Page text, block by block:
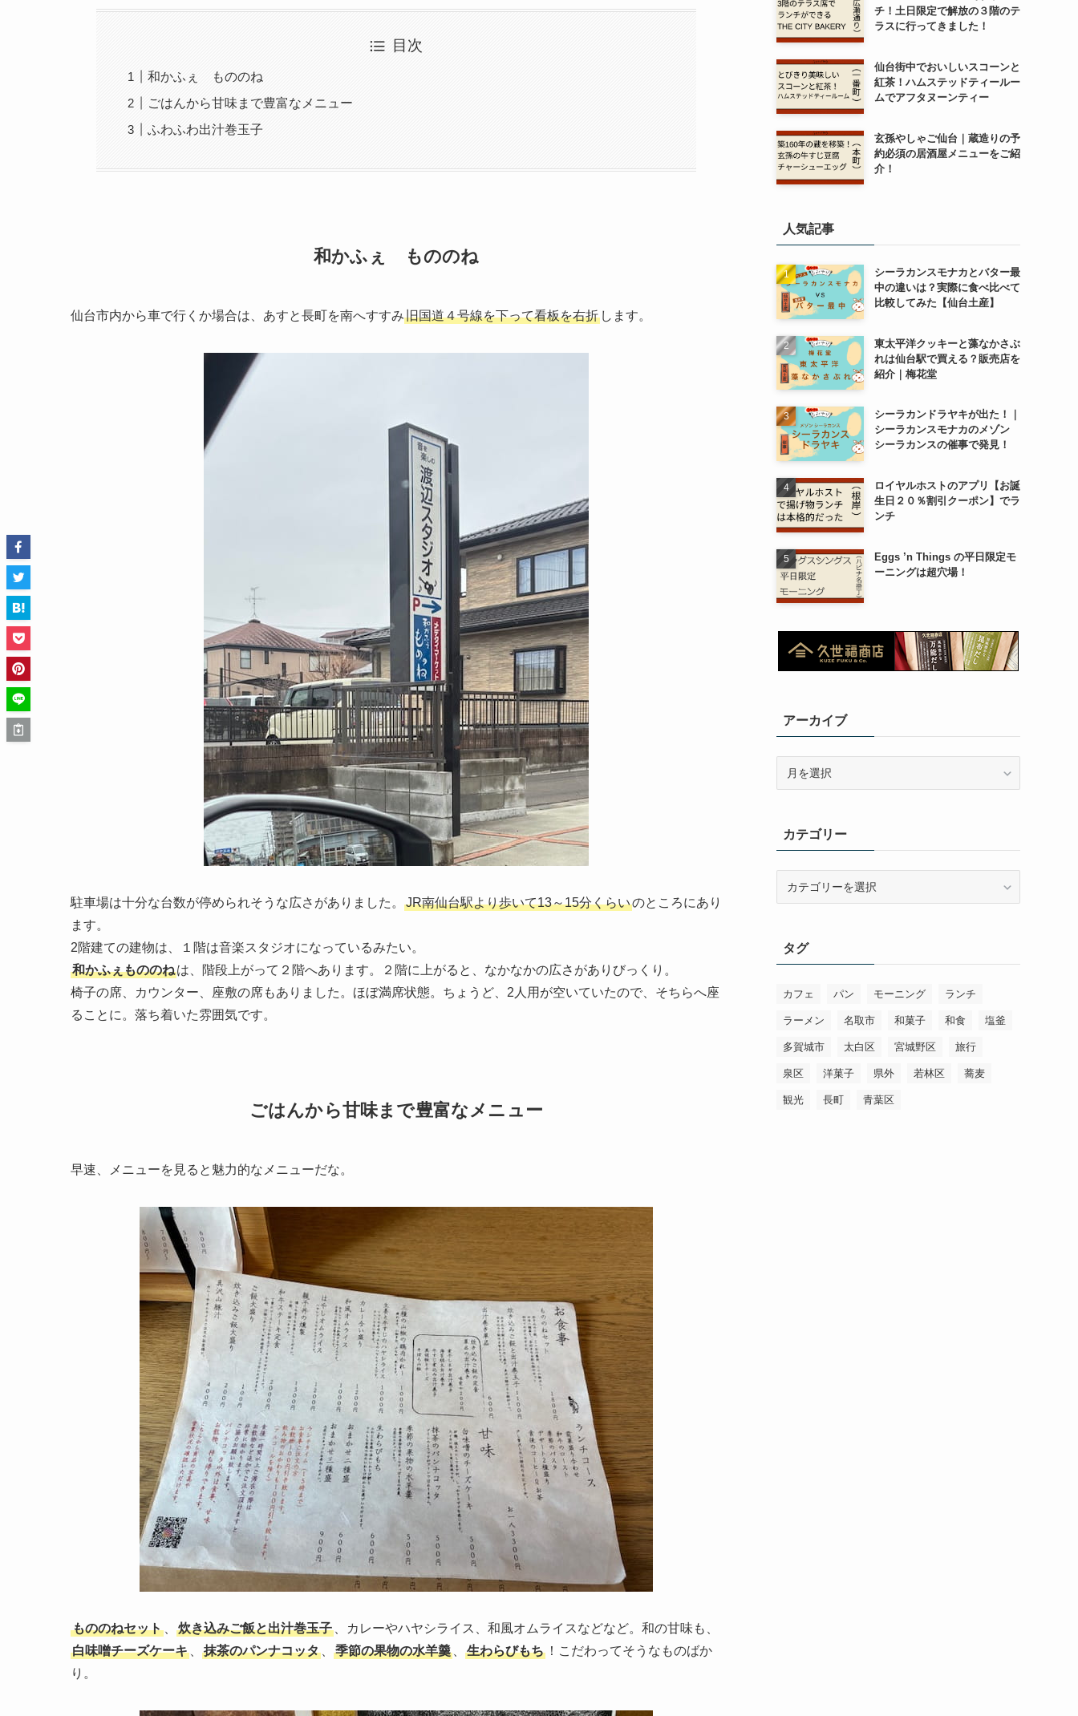
目次
和かふぇ もののね
ごはんから甘味まで豊富なメニュー
ふわふわ出汁巻玉子
和かふぇ もののね
仙台市内から車で行くか場合は、あすと長町を南へすすみ旧国道４号線を下って看板を右折 します。
駐車場は十分な台数が停められそうな広さがありました。 JR南仙台駅より歩いて13～15分くらいのところにあり
ます。
2階建ての建物は、１階は音楽スタジオになっているみたい。
和かふぇもののねは、階段上がって２階へあります。２階に上がると、なかなかの広さがありびっくり。
椅子の席、カウンター、座敷の席もありました。ほぼ満席状態。ちょうど、2人用が空いていたので、そちらへ座
ることに。落ち着いた雰囲気です。
ごはんから甘味まで豊富なメニュー
早速、メニューを見ると魅力的なメニューだな。
もののねセット 炊き込みご飯と出汁巻玉子
、カレーやハヤシライス、和風オムライスなどなど。和の甘味も、
白味噌チーズケーキ
抹茶のパンナコッタ 季節の果物の水羊羹 生わらびもち ！こだわってそうなものばか
り。
チ！土日限定で解放の３階のテ
ラスに行ってきました！
仙台街中でおいしいスコーンと
紅茶！ハムステッドティールー
ムでアフタヌーンティー
玄孫やしゃご仙台｜蔵造りの予
約必須の居酒屋メニューをご紹
介！
人気記事
シーラカンスモナカとバター最
中の違いは？実際に食べ比べて
比較してみた【仙台土産】
東太平洋クッキーと藻なかさぶ
れは仙台駅で買える？販売店を
紹介｜梅花堂
シーラカンドラヤキが出た！｜
シーラカンスモナカのメゾン
シーラカンスの催事で発見！
ロイヤルホストのアプリ【お誕
生日２０％割引クーポン】でラ
ンチ
Eggs ’n Things の平日限定モ
ーニングは超穴場！
アーカイブ
ブカテゴリー
ータグ
カフェ パン モーニング ランチ
ラーメン 名取市 和菓子 和食 塩釜
多賀城市 太白区 宮城野区 旅行
泉区 洋菓子 県外 若林区 蕎麦
観光 長町 青葉区